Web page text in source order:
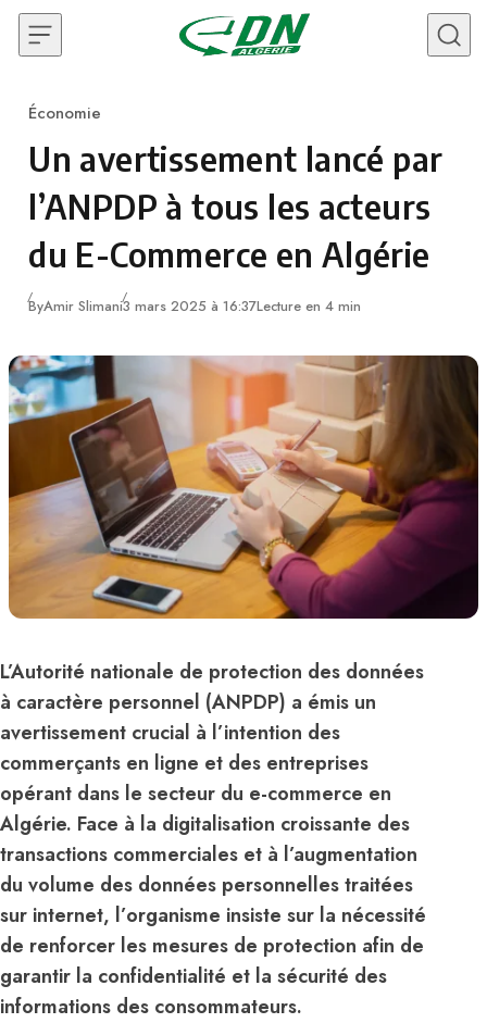
Skip to content
Category
Économie
Un avertissement lancé par
l’ANPDP à tous les acteurs
du E-Commerce en Algérie
ByAmir Slimani3 mars 2025 à 16:37Lecture en 4 min
L’Autorité nationale de protection des données
à caractère personnel (ANPDP) a émis un
avertissement crucial à l’intention des
commerçants en ligne et des entreprises
opérant dans le secteur du e-commerce en
Algérie. Face à la digitalisation croissante des
transactions commerciales et à l’augmentation
du volume des données personnelles traitées
sur internet, l’organisme insiste sur la nécessité
de renforcer les mesures de protection afin de
garantir la confidentialité et la sécurité des
informations des consommateurs.